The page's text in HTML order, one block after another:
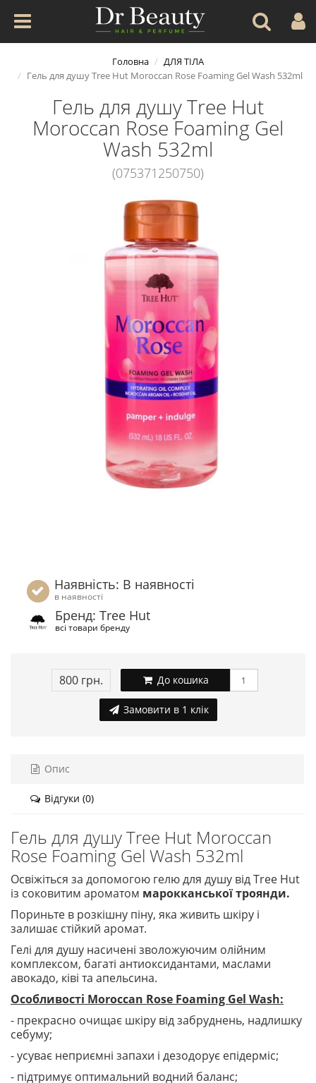
Головна
ДЛЯ ТІЛА
Гель для душу Tree Hut Moroccan Rose Foaming Gel Wash 532ml
Гель для душу Tree Hut
Moroccan Rose Foaming Gel
Wash 532ml
(075371250750)
Наявність: В наявності
в наявності
Бренд: Tree Hut
всі товари бренду
800 грн. До кошика
Замовити в 1 клік
Опис
Відгуки (0)
Гель для душу Tree Hut Moroccan
Rose Foaming Gel Wash 532ml
Освіжіться за допомогою гелю для душу від Tree Hut
із соковитим ароматом марокканської троянди.
Пориньте в розкішну піну, яка живить шкіру і
залишає стійкий аромат.
Гелі для душу насичені зволожуючим олійним
комплексом, багаті антиоксидантами, маслами
авокадо, ківі та апельсина.
Особливості Moroccan Rose Foaming Gel Wash:
- прекрасно очищає шкіру від забруднень, надлишку
себуму;
- усуває неприємні запахи і дезодорує епідерміс;
- підтримує оптимальний водний баланс;